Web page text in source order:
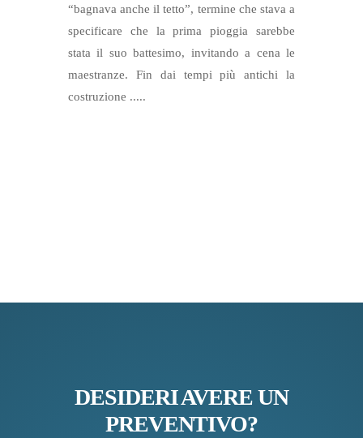
“bagnava anche il tetto”, termine che stava a
specificare che la prima pioggia sarebbe
stata il suo battesimo, invitando a cena le
maestranze. Fin dai tempi più antichi la
costruzione .....
DESIDERI AVERE UN
PREVENTIVO?